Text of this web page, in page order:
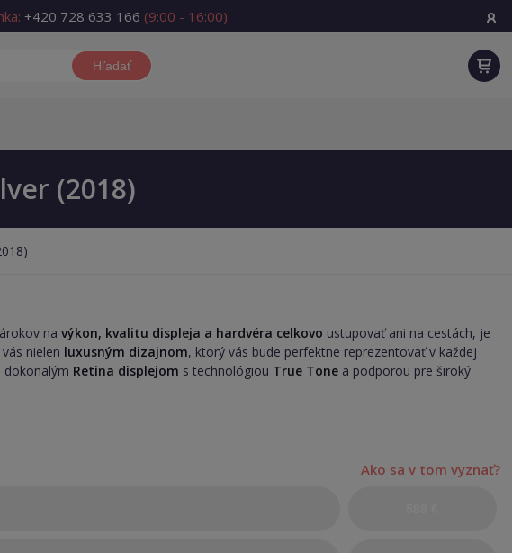
+420 728 633 166 (9:00 - 16:00)
Hľadať
(2018)
navýkon, kvalitu displeja a hardvéra celkovo ustupovať ani na cestách, je
nielen luxusným dizajnom, ktorý vás bude perfektne reprezentovať v každej
dokonalým Retina displejom s technológiou True Tone a podporou pre široký
Ako sa v tom vyznať?